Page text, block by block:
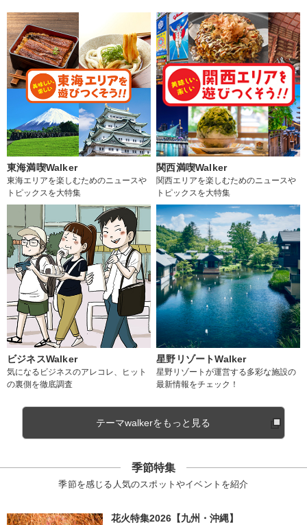
東海満喫Walker
東海エリアを楽しむためのニュースや
トピックスを大特集
関西満喫Walker
関西エリアを楽しむためのニュースや
トピックスを大特集
ビジネスWalker
気になるビジネスのアレコレ、ヒット
の裏側を徹底調査
星野リゾートWalker
星野リゾートが運営する多彩な施設の
最新情報をチェック！
テーマwalkerをもっと見る
季節特集
季節を感じる人気のスポットやイベントを紹介
花火特集2026【九州・沖縄】